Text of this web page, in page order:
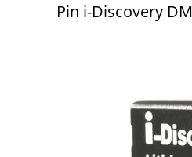
Pin i-Discovery